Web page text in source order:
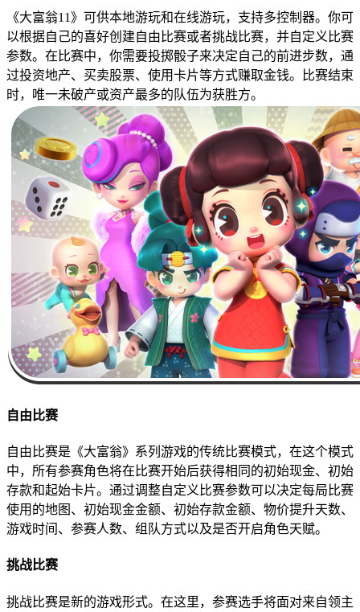
《大富翁11》可供本地游玩和在线游玩，支持多控制器。你可
以根据自己的喜好创建自由比赛或者挑战比赛，并自定义比赛
参数。在比赛中，你需要投掷骰子来决定自己的前进步数，通
过投资地产、买卖股票、使用卡片等方式赚取金钱。比赛结束
时，唯一未破产或资产最多的队伍为获胜方。
自由比赛
自由比赛是《大富翁》系列游戏的传统比赛模式，在这个模式
中，所有参赛角色将在比赛开始后获得相同的初始现金、初始
存款和起始卡片。通过调整自定义比赛参数可以决定每局比赛
使用的地图、初始现金金额、初始存款金额、物价提升天数、
游戏时间、参赛人数、组队方式以及是否开启角色天赋。
挑战比赛
挑战比赛是新的游戏形式。在这里，参赛选手将面对来自领主